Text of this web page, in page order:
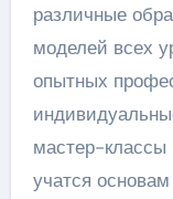
различные
моделей всех
опытных
мастер-
учатся